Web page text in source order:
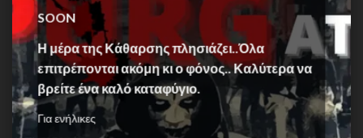
SOON
Η μέρα της Κάθαρσης πλησιάζει..Όλα
επιτρέπονται ακόμη κι ο φόνος.. Καλύτερα να
βρείτε ένα καλό καταφύγιο.
Για ενήλικες